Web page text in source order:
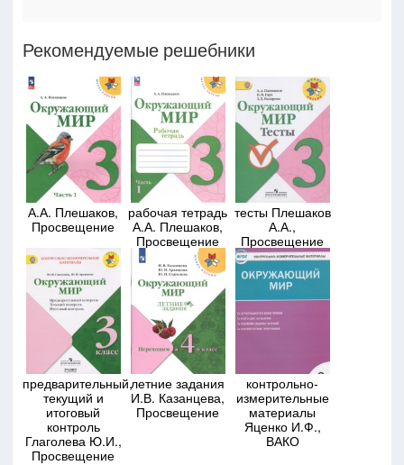
Рекомендуемые решебники
А.А. Плешаков,
Просвещение
рабочая тетрадь
А.А. Плешаков,
Просвещение
тесты Плешаков
А.А.,
Просвещение
предварительный,
текущий и
итоговый
контроль
Глаголева Ю.И.,
Просвещение
летние задания
И.В. Казанцева,
Просвещение
контрольно-
измерительные
материалы
Яценко И.Ф.,
ВАКО